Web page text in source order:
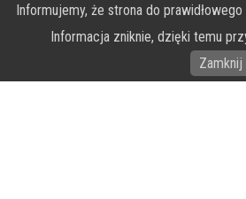
O Fundacji PRZEkarpacie
Wykonanie portalu – specjaliści
Informujemy, że strona do prawidłowego
Informacja zniknie, dzięki temu
Zamknij